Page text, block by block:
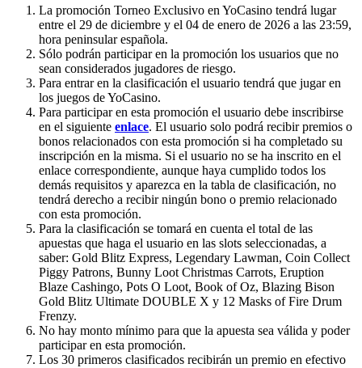
La promoción Torneo Exclusivo en YoCasino tendrá lugar
entre el 29 de diciembre y el 04 de enero de 2026 a las 23:59,
hora peninsular española.
Sólo podrán participar en la promoción los usuarios que no
sean considerados jugadores de riesgo.
Para entrar en la clasificación el usuario tendrá que jugar en
los juegos de YoCasino.
Para participar en esta promoción el usuario debe inscribirse
en el siguiente enlace. El usuario solo podrá recibir premios o
bonos relacionados con esta promoción si ha completado su
inscripción en la misma. Si el usuario no se ha inscrito en el
enlace correspondiente, aunque haya cumplido todos los
demás requisitos y aparezca en la tabla de clasificación, no
tendrá derecho a recibir ningún bono o premio relacionado
con esta promoción.
Para la clasificación se tomará en cuenta el total de las
apuestas que haga el usuario en las slots seleccionadas, a
saber: Gold Blitz Express, Legendary Lawman, Coin Collect
Piggy Patrons, Bunny Loot Christmas Carrots, Eruption
Blaze Cashingo, Pots O Loot, Book of Oz, Blazing Bison
Gold Blitz Ultimate DOUBLE X y 12 Masks of Fire Drum
Frenzy.
No hay monto mínimo para que la apuesta sea válida y poder
participar en esta promoción.
Los 30 primeros clasificados recibirán un premio en efectivo